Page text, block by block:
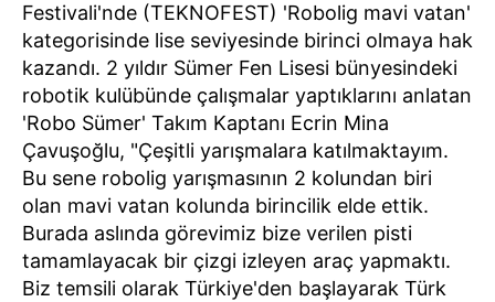
Festivali'nde (TEKNOFEST) 'Robolig mavi vatan'
kategorisinde lise seviyesinde birinci olmaya hak
kazandı. 2 yıldır Sümer Fen Lisesi bünyesindeki
robotik kulübünde çalışmalar yaptıklarını anlatan
'Robo Sümer' Takım Kaptanı Ecrin Mina
Çavuşoğlu, "Çeşitli yarışmalara katılmaktayım.
Bu sene robolig yarışmasının 2 kolundan biri
olan mavi vatan kolunda birincilik elde ettik.
Burada aslında görevimiz bize verilen pisti
tamamlayacak bir çizgi izleyen araç yapmaktı.
Biz temsili olarak Türkiye'den başlayarak Türk